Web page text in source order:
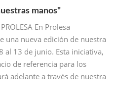
manos"
En Prolesa
una nueva edición de nuestra
al 13 de junio. Esta iniciativa,
de referencia para los
adelante a través de nuestra